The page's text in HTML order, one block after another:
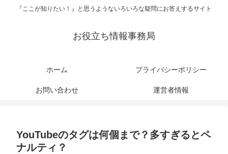
『ここが知りたい！』と思うようないろいろな疑問にお答えするサイト
お役立ち情報事務局
ホーム プライバシーポリシー
お問い合わせ 運営者情報
YouTubeのタグは何個まで？多すぎるとペ
ナルティ？